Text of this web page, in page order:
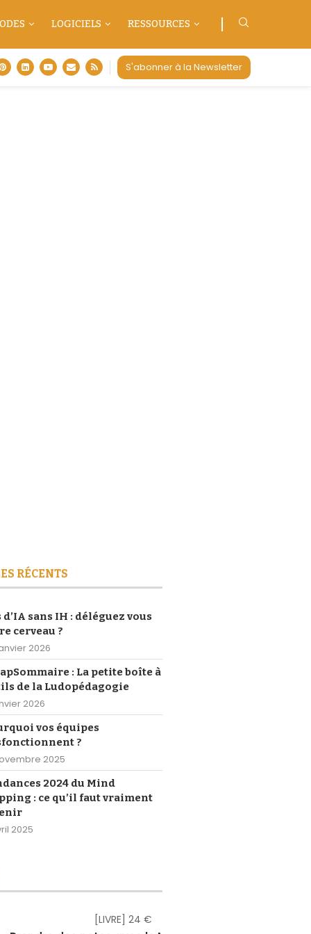
LOGICIELS RESSOURCES
S'abonner à la Newsletter
RÉCENTS
d’IA sans IH : déléguez vous
cerveau ?
2026
: La petite boîte à
de la Ludopédagogie
2026
vos équipes
?
2025
2024 du Mind
: ce qu’il faut vraiment
2025